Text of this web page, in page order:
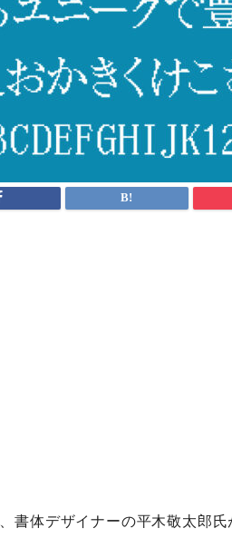
書体デザイナーの平木敬太郎